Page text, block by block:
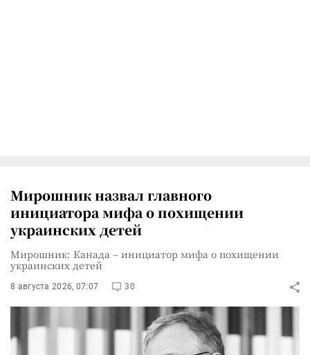
Мирошник назвал главного
инициатора мифа о похищении
украинских детей
Мирошник: Канада – инициатор мифа о похищении
украинских детей
8 августа 2026, 07:07 30